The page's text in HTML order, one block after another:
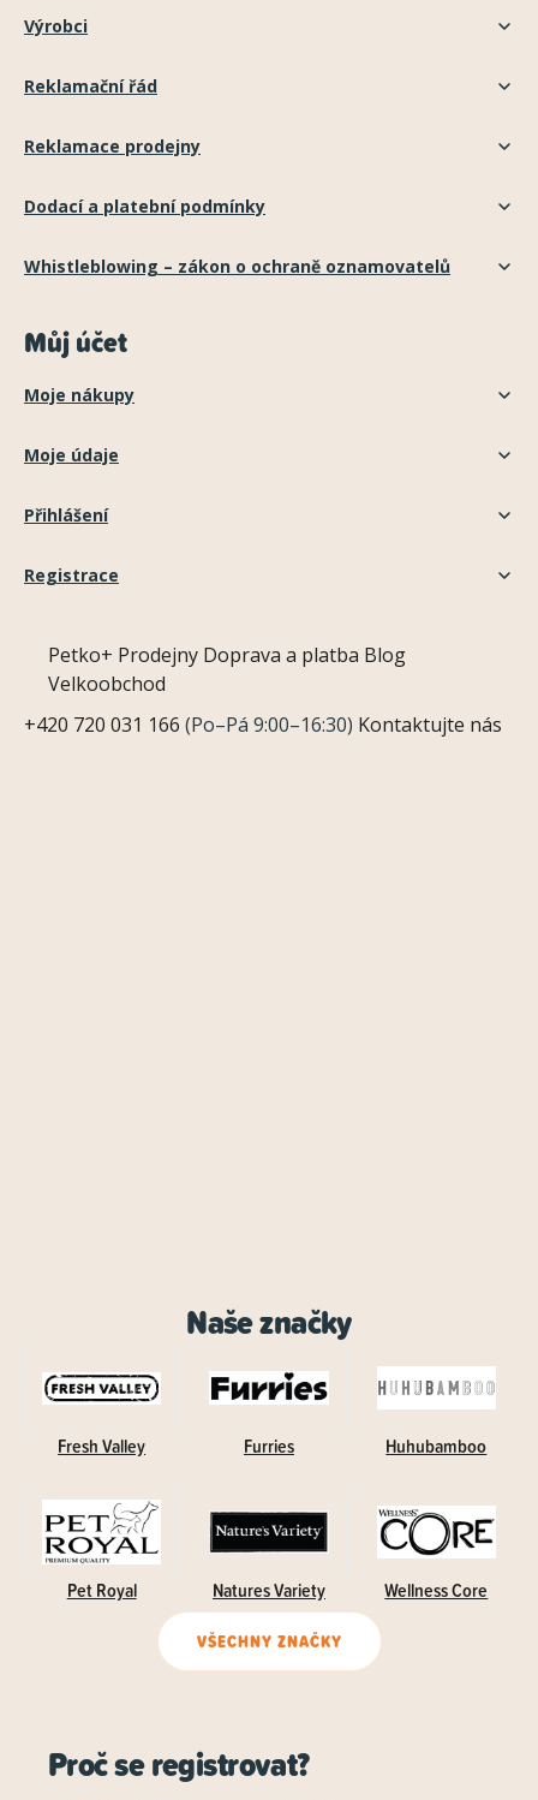
Výrobci
Reklamační řád
Reklamace prodejny
Dodací a platební podmínky
Whistleblowing – zákon o ochraně oznamovatelů
Můj účet
Moje nákupy
Moje údaje
Přihlášení
Registrace
Petko+ Prodejny Doprava a platba Blog
Velkoobchod
+420 720 031 166 (Po–Pá 9:00–16:30) Kontaktujte nás
Naše značky
Fresh Valley Furries Huhubamboo
Pet Royal Natures Variety Wellness Core
VŠECHNY ZNAČKY
Proč se registrovat?